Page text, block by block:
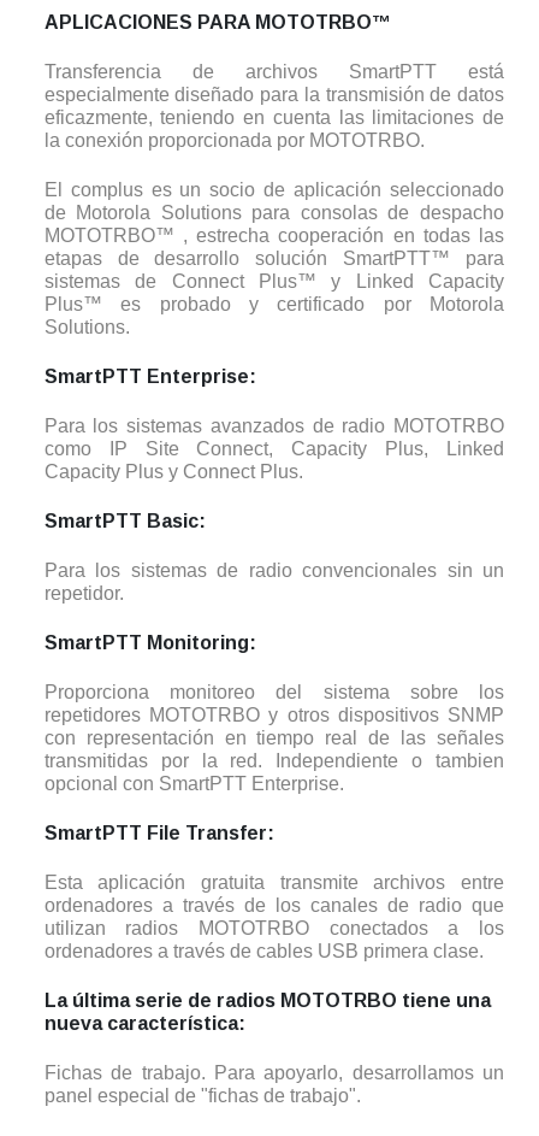
APLICACIONES PARA MOTOTRBO™
Transferencia de archivos SmartPTT está
especialmente diseñado para la transmisión de datos
eficazmente, teniendo en cuenta las limitaciones de
la conexión proporcionada por MOTOTRBO.
El complus es un socio de aplicación seleccionado
de Motorola Solutions para consolas de despacho
MOTOTRBO™ , estrecha cooperación en todas las
etapas de desarrollo solución SmartPTT™ para
sistemas de Connect Plus™ y Linked Capacity
Plus™ es probado y certificado por Motorola
Solutions.
SmartPTT Enterprise:
Para los sistemas avanzados de radio MOTOTRBO
como IP Site Connect, Capacity Plus, Linked
Capacity Plus y Connect Plus.
SmartPTT Basic:
Para los sistemas de radio convencionales sin un
repetidor.
SmartPTT Monitoring:
Proporciona monitoreo del sistema sobre los
repetidores MOTOTRBO y otros dispositivos SNMP
con representación en tiempo real de las señales
transmitidas por la red. Independiente o tambien
opcional con SmartPTT Enterprise.
SmartPTT File Transfer:
Esta aplicación gratuita transmite archivos entre
ordenadores a través de los canales de radio que
utilizan radios MOTOTRBO conectados a los
ordenadores a través de cables USB primera clase.
La última serie de radios MOTOTRBO tiene una
nueva característica:
Fichas de trabajo. Para apoyarlo, desarrollamos un
panel especial de "fichas de trabajo".